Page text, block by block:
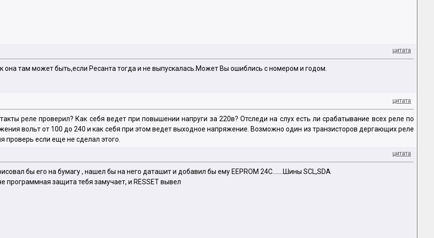
цитата
она там может быть,если Ресанта тогда и не выпускалась.Может Вы ошиблись с номером и годом.
цитата
реле проверил? Как себя ведет при повышении напруги за 220в? Отследи на слух есть ли срабатывание всех реле по
вольт от 100 до 240 и как себя при этом ведет выходное напряжение. Возможно один из транзисторов дергающих реле
проверь если еще не сделал этого.
цитата
бы его на бумагу , нашел бы на него даташит и добавил бы ему EEPROM 24C.......Шины SCL,SDA
программная защита тебя замучает, и RESSET вывел